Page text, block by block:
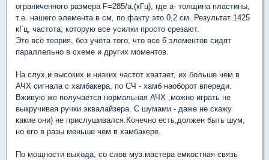
ограниченного размера F=285/a,(кГц), где а- толщина пластины,
т.е. нашего элемента в см, по факту это 0,2 см. Результат 1425
кГц, частота, которую все усилки просто срезают.
Это всё теория, без учёта того, что все 6 элементов сидят
параллельно в схеме и других моментов.
На слух,и высоких и низких частот хватает, их больше чем в
АЧХ сигнала с хамбакера, по СЧ - хамб наоборот впереди.
Вживую же получается нормальная АЧХ ,можно играть не
выкручивая ручки эквалайзера. С шумами - даже не скажу
какие они) не прислушивался.Конечно есть,должен быть шум,
но его в разы меньше чем в хамбакере.
По мощности выхода, со слов муз.мастера емкостная связь